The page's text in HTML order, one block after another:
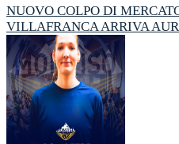
NUOVO COLPO DI
VILLAFRANCA ARRIVA